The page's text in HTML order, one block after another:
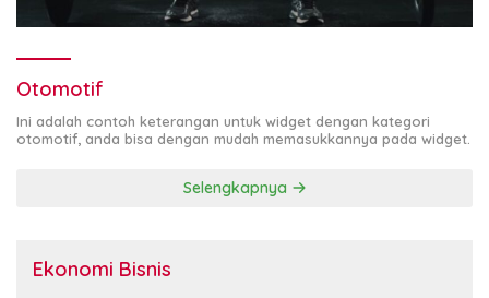
Otomotif
Ini adalah contoh keterangan untuk widget dengan kategori
otomotif, anda bisa dengan mudah memasukkannya pada widget.
Selengkapnya
Ekonomi Bisnis